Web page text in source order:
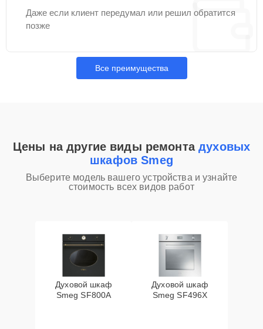
Даже если клиент передумал или решил обратится
позже
Все преимущества
Цены на другие виды ремонтадуховых
шкафов Smeg
Выберите модель вашего устройства и узнайте
стоимость всех видов работ
Духовой шкаф
Smeg SF800A
Духовой шкаф
Smeg SF496X